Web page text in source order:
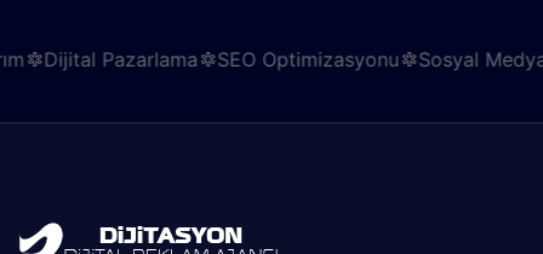
Pazarlama SEO Optimizasyonu Sosyal Medya